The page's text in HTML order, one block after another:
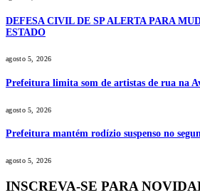
DEFESA CIVIL DE SP ALERTA PARA
ESTADO
agosto 5, 2026
Prefeitura limita som de artistas de rua na
agosto 5, 2026
Prefeitura mantém rodízio suspenso no
agosto 5, 2026
INSCREVA-SE PARA